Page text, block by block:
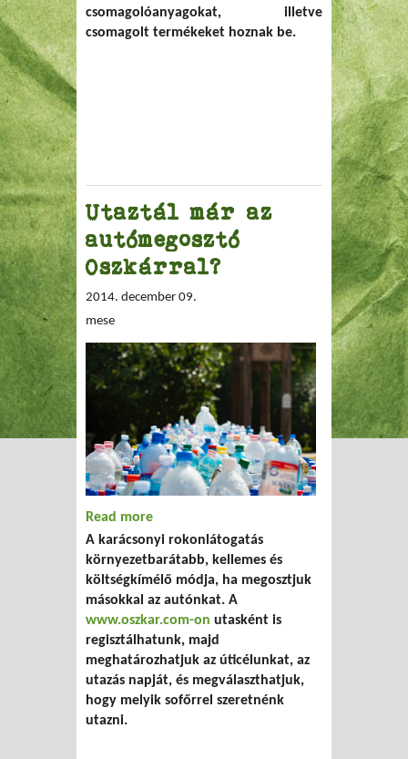
csomagolóanyagokat, illetve
csomagolt termékeket hoznak be.
Utaztál már az
autómegosztó
Oszkárral?
2014. december 09.
mese
Read more
Oszkárral?
A karácsonyi rokonlátogatás
környezetbarátabb, kellemes és
költségkímélő módja, ha megosztjuk
másokkal az autónkat. A
www.oszkar.com-on utasként is
regisztálhatunk, majd
meghatározhatjuk az úticélunkat, az
utazás napját, és megválaszthatjuk,
hogy melyik sofőrrel szeretnénk
utazni.